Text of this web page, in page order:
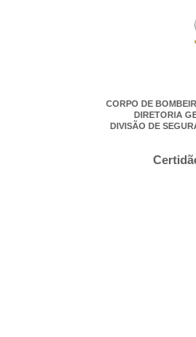
CORPO DE
DIRETORIA
DIVISÃO DE